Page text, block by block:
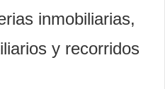
inmobiliarias,
y recorridos